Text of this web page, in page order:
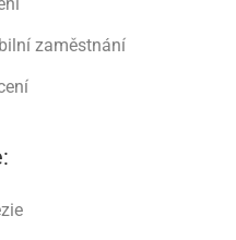
zaměstnání